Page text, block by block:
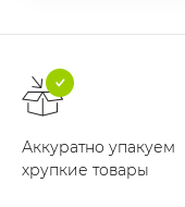
Аккуратно упакуем
хрупкие товары